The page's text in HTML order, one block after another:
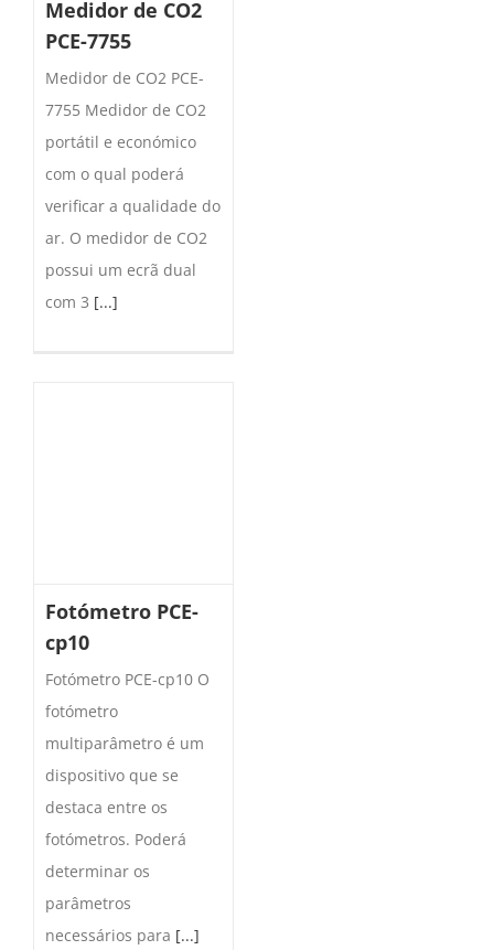
Medidor de CO2
PCE-7755
Medidor de CO2 PCE-
7755 Medidor de CO2
portátil e económico
com o qual poderá
verificar a qualidade do
ar. O medidor de CO2
possui um ecrã dual
com 3 [...]
Fotómetro PCE-
cp10
Fotómetro PCE-cp10 O
fotómetro
multiparâmetro é um
dispositivo que se
destaca entre os
fotómetros. Poderá
determinar os
parâmetros
necessários para [...]